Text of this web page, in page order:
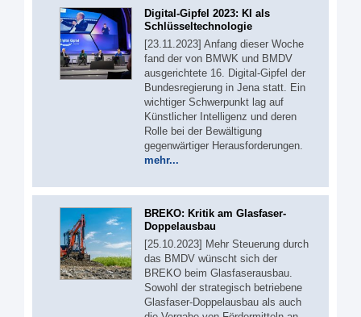
Digital-Gipfel 2023: KI als
Schlüsseltechnologie
[23.11.2023] Anfang dieser Woche
fand der von BMWK und BMDV
ausgerichtete 16. Digital-Gipfel der
Bundesregierung in Jena statt. Ein
wichtiger Schwerpunkt lag auf
Künstlicher Intelligenz und deren
Rolle bei der Bewältigung
gegenwärtiger Herausforderungen.
mehr...
BREKO: Kritik am Glasfaser-
Doppelausbau
[25.10.2023] Mehr Steuerung durch
das BMDV wünscht sich der
BREKO beim Glasfaserausbau.
Sowohl der strategisch betriebene
Glasfaser-Doppelausbau als auch